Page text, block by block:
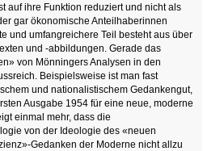
auf ihre Funktion reduziert und nicht als
gar ökonomische Anteilhaberinnen
und umfangreichere Teil besteht aus über
und -abbildungen. Gerade das
von Mönningers Analysen in den
Beispielsweise ist man fast
und nationalistischem Gedankengut,
Ausgabe 1954 für eine neue, moderne
einmal mehr, dass die
von der Ideologie des «neuen
Gedanken der Moderne nicht allzu